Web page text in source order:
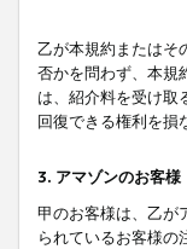
乙が本規約またはそ
否かを問わず、本規
は、紹介料を受け取
回復できる権利を損
3. アマゾンのお客様
甲のお客様は、乙が
られているお客様の